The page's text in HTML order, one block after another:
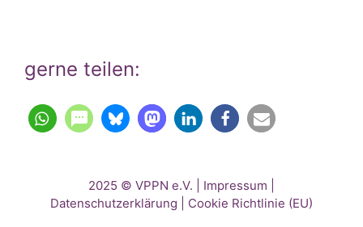
gerne teilen:
2025 © VPPN e.V. | Impressum
Datenschutzerklärung
Cookie Richtlinie (EU)